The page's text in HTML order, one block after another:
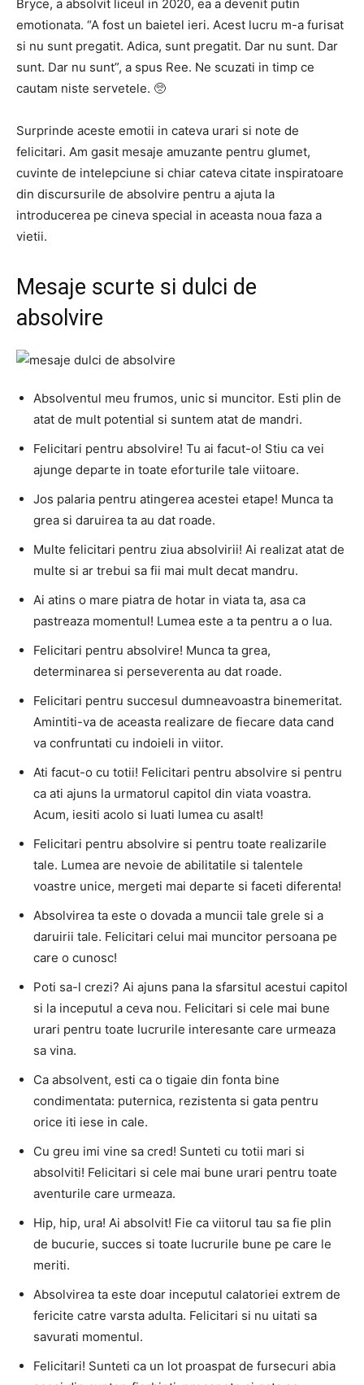
Bryce, a absolvit liceul in 2020, ea a devenit putin
emotionata. “A fost un baietel ieri. Acest lucru m-a furisat
si nu sunt pregatit. Adica, sunt pregatit. Dar nu sunt. Dar
sunt. Dar nu sunt”, a spus Ree. Ne scuzati in timp ce
cautam niste servetele. 🥺
Surprinde aceste emotii in cateva urari si note de
felicitari. Am gasit mesaje amuzante pentru glumet,
cuvinte de intelepciune si chiar cateva citate inspiratoare
din discursurile de absolvire pentru a ajuta la
introducerea pe cineva special in aceasta noua faza a
vietii.
Mesaje scurte si dulci de
absolvire
Absolventul meu frumos, unic si muncitor. Esti plin de
atat de mult potential si suntem atat de mandri.
Felicitari pentru absolvire! Tu ai facut-o! Stiu ca vei
ajunge departe in toate eforturile tale viitoare.
Jos palaria pentru atingerea acestei etape! Munca ta
grea si daruirea ta au dat roade.
Multe felicitari pentru ziua absolvirii! Ai realizat atat de
multe si ar trebui sa fii mai mult decat mandru.
Ai atins o mare piatra de hotar in viata ta, asa ca
pastreaza momentul! Lumea este a ta pentru a o lua.
Felicitari pentru absolvire! Munca ta grea,
determinarea si perseverenta au dat roade.
Felicitari pentru succesul dumneavoastra binemeritat.
Amintiti-va de aceasta realizare de fiecare data cand
va confruntati cu indoieli in viitor.
Ati facut-o cu totii! Felicitari pentru absolvire si pentru
ca ati ajuns la urmatorul capitol din viata voastra.
Acum, iesiti acolo si luati lumea cu asalt!
Felicitari pentru absolvire si pentru toate realizarile
tale. Lumea are nevoie de abilitatile si talentele
voastre unice, mergeti mai departe si faceti diferenta!
Absolvirea ta este o dovada a muncii tale grele si a
daruirii tale. Felicitari celui mai muncitor persoana pe
care o cunosc!
Poti sa-l crezi? Ai ajuns pana la sfarsitul acestui capitol
si la inceputul a ceva nou. Felicitari si cele mai bune
urari pentru toate lucrurile interesante care urmeaza
sa vina.
Ca absolvent, esti ca o tigaie din fonta bine
condimentata: puternica, rezistenta si gata pentru
orice iti iese in cale.
Cu greu imi vine sa cred! Sunteti cu totii mari si
absolviti! Felicitari si cele mai bune urari pentru toate
aventurile care urmeaza.
Hip, hip, ura! Ai absolvit! Fie ca viitorul tau sa fie plin
de bucurie, succes si toate lucrurile bune pe care le
meriti.
Absolvirea ta este doar inceputul calatoriei extrem de
fericite catre varsta adulta. Felicitari si nu uitati sa
savurati momentul.
Felicitari! Sunteti ca un lot proaspat de fursecuri abia